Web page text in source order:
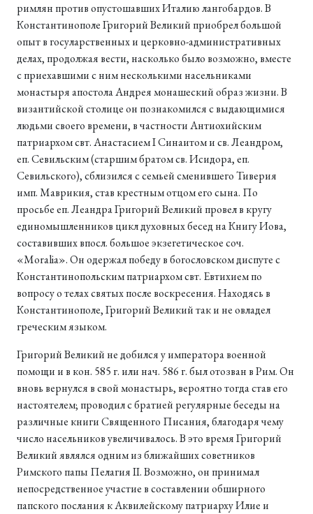
римлян против опустошавших Италию лангобардов. В
Константинополе Григорий Великий приобрел большой
опыт в госуларственных и церковно-административных
делах, продолжая вести, насколько было возможно, вместе
с приехавшими с ним несколькими насельниками
монастыря апостола Андрея монашеский образ жизни. В
византийской столице он познакомился с выдающимися
людьми своего времени, в частности Антиохийским
патриархом свт. Анастасием I Синаитом и св. Леандром,
еп. Севильским (старшим братом св. Исидора, еп.
Севильского), сблизился с семьей сменившего Тиверия
имп. Маврикия, став крестным отцом его сына. По
просьбе еп. Леандра Григорий Великий провел в кругу
единомышленников цикл духовных бесед на Книгу Иова,
составивших впосл. большое экзегетическое соч.
«Moralia». Он одержал победу в богословском диспуте с
Константинопольским патриархом свт. Евтихием по
вопросу о телах святых после воскресения. Находясь в
Константинополе, Григорий Великий так и не овладел
греческим языком.
Григорий Великий не добился у императора военной
помощи и в кон. 585 г. или нач. 586 г. был отозван в Рим. Он
вновь вернулся в свой монастырь, вероятно тогда став его
настоятелем; проводил с братией регулярные беседы на
различные книги Священного Писания, благодаря чему
число насельников увеличивалось. В это время Григорий
Великий являлся одним из ближайших советников
Римского папы Пелагия II. Возможно, он принимал
непосредственное участие в составлении обширного
папского послания к Аквилейскому патриарху Илие и